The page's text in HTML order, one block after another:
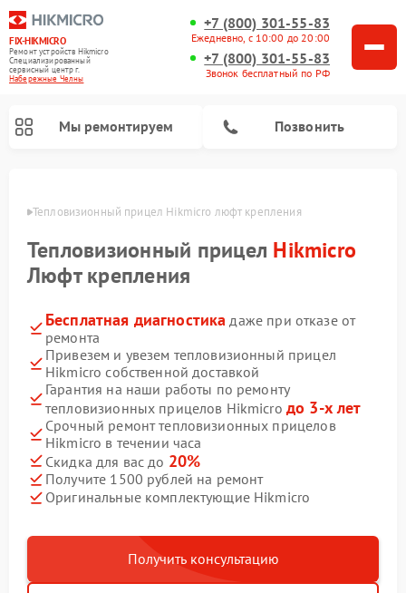
FIX-HIKMICRO
Ремонт устройств Hikmicro
Специализированный
cервисный центр г.
Набережные Челны
+7 (800) 301-55-83
Ежедневно, с 10:00 до 20:00
+7 (800) 301-55-83
Звонок бесплатный по РФ
Мы ремонтируем Позвонить
Тепловизионный прицел Hikmicro люфт крепления
Тепловизионный прицел Hikmicro
Люфт крепления
Бесплатная диагностика даже при отказе от
ремонта
Привезем и увезем тепловизионный прицел
Hikmicro собственной доставкой
Гарантия на наши работы по ремонту
тепловизионных прицелов Hikmicro до 3-х лет
Срочный ремонт тепловизионных прицелов
Hikmicro в течении часа
Скидка для вас до 20%
Получите 1500 рублей на ремонт
Оригинальные комплектующие Hikmicro
Получить консультацию